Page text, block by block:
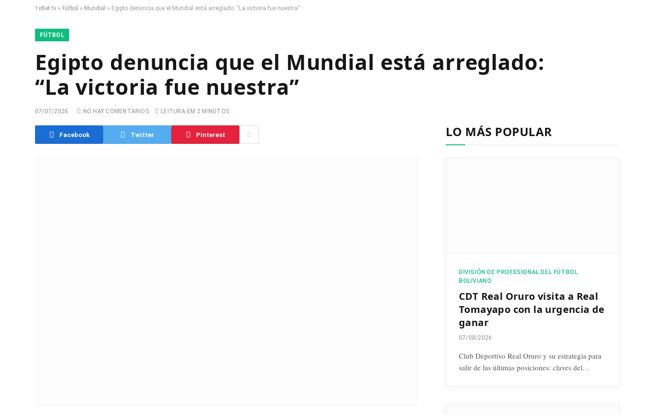
1xBet.tv » Fútbol » Mundial » Egipto denuncia que el Mundial está arreglado: “La victoria fue nuestra”
FÚTBOL
Egipto denuncia que el Mundial está arreglado:
“La victoria fue nuestra”
07/07/2026 NO HAY COMENTARIOS LEITURA EM 2 MINUTOS
Facebook Twitter Pinterest LO MÁS POPULAR
DIVISIÓN DE PROFESIONAL DEL FÚTBOL
BOLIVIANO
CDT Real Oruro visita a Real
Tomayapo con la urgencia de
ganar
07/08/2026
Club Deportivo Real Oruro y su estrategia para
salir de las últimas posiciones: claves del…